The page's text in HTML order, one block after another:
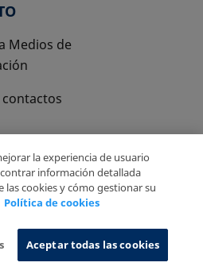
Medios de
Aviso Legal
Información
la experiencia de usuario
información detallada
las cookies y cómo gestionar su
Política de cookies
Aceptar todas las cookies